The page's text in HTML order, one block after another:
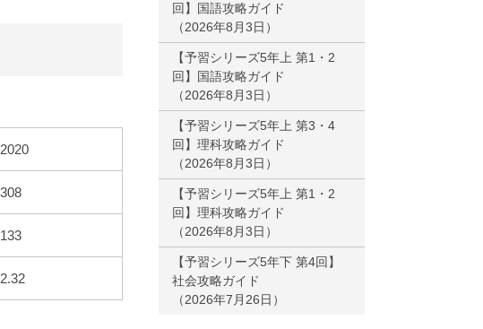
2020
308
133
2.32
回】国語攻略ガイド
2026年8月3日
【予習シリーズ5年上 第1・2
回】国語攻略ガイド
2026年8月3日
【予習シリーズ5年上 第3・4
回】理科攻略ガイド
2026年8月3日
【予習シリーズ5年上 第1・2
回】理科攻略ガイド
2026年8月3日
【予習シリーズ5年下 第4回】
社会攻略ガイド
2026年7月26日